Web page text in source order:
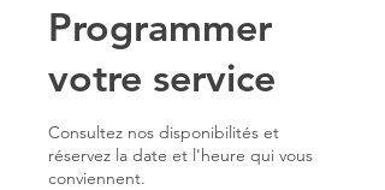
Programmer
votre service
Consultez nos disponibilités et
réservez la date et l'heure qui vous
conviennent.